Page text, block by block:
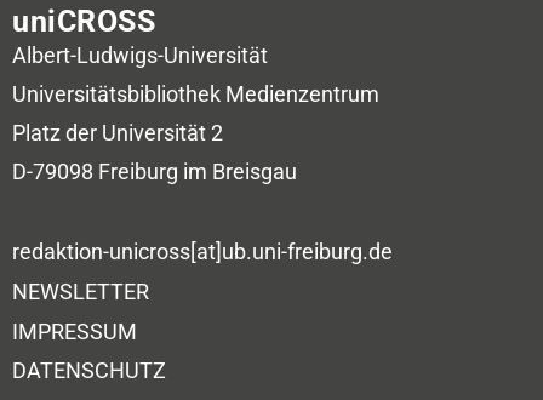
uniCROSS
Albert-Ludwigs-Universität
Universitätsbibliothek Medienzentrum
Platz der Universität 2
D-79098 Freiburg im Breisgau
redaktion-unicross[at]ub.uni-freiburg.de
NEWSLETTER
IMPRESSUM
DATENSCHUTZ